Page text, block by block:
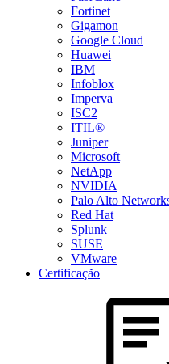
Fortinet
Gigamon
Google Cloud
Huawei
IBM
Infoblox
Imperva
ISC2
ITIL®
Juniper
Microsoft
NetApp
NVIDIA
Palo Alto
Red Hat
Splunk
SUSE
VMware
Certificação